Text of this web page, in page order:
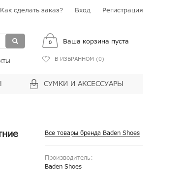
Как сделать заказ? Вход Регистрация
0 Ваша корзина пуста
В ИЗБРАННОМ (0)
СУМКИ И АКСЕССУАРЫ
Все товары бренда Baden Shoes
Производитель:
Baden Shoes